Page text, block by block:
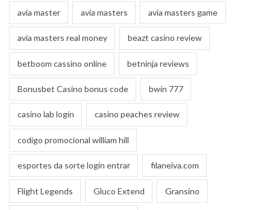
avia master avia masters avia masters game
avia masters real money beazt casino review
betboom cassino online betninja reviews
Bonusbet Casino bonus code bwin 777
casino lab login casino peaches review
codigo promocional william hill
esportes da sorte login entrar filaneiva.com
Flight Legends Gluco Extend Gransino